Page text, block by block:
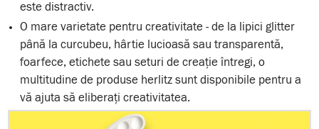
este distractiv.
O mare varietate pentru creativitate - de la lipici glitter
până la curcubeu, hârtie lucioasă sau transparentă,
foarfece, etichete sau seturi de creație întregi, o
multitudine de produse herlitz sunt disponibile pentru a
vă ajuta să eliberați creativitatea.